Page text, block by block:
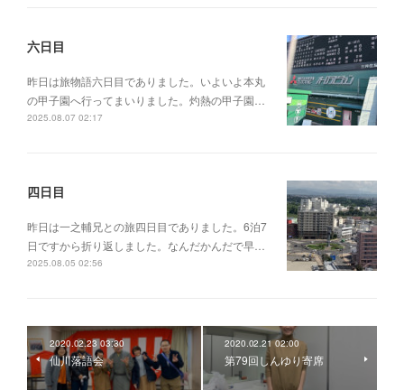
六日目
昨日は旅物語六日目でありました。いよいよ本丸
の甲子園へ行ってまいりました。灼熱の甲子園…
2025.08.07 02:17
四日目
昨日は一之輔兄との旅四日目でありました。6泊7
日ですから折り返しました。なんだかんだで早…
2025.08.05 02:56
2020.02.23 03:30
仙川落語会
2020.02.21 02:00
第79回しんゆり寄席